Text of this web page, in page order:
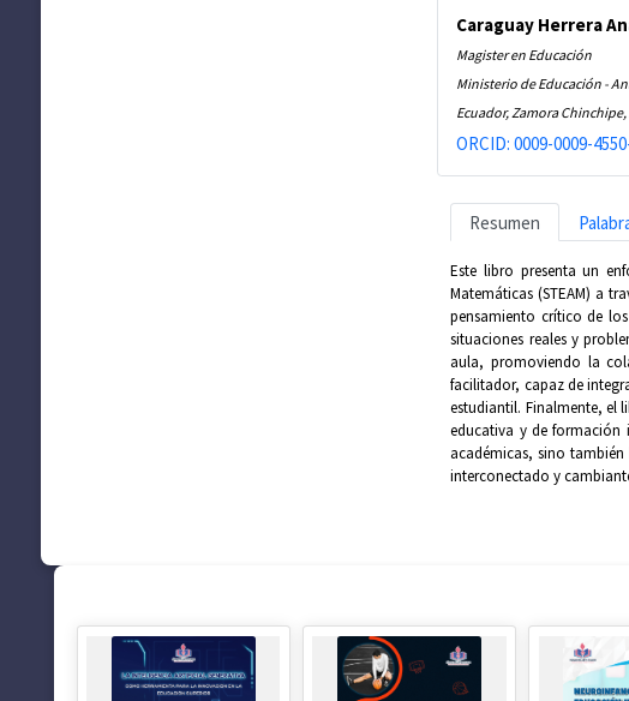
Caraguay Herrera
Magister en Educación
Ministerio de Educación -
Ecuador, Zamora
ORCID: 0009-0009-
Resumen
Este libro presenta un
Matemáticas (STEAM) a
pensamiento crítico de
situaciones reales y
aula, promoviendo la
facilitador, capaz de
estudiantil. Finalmente, el
educativa y de formación
académicas, sino
interconectado y